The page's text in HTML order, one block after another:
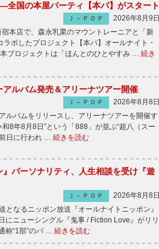
全国の本屋パーティ【本パ】がスタート
Ｊ－ＰＯＰ
2026年8月9日
本店で、森永乳業のマウントレーニアと「新
ボしたプロジェクト【本パ】オールナイト・
プロジェクトは「ほんとのひとやすみ … 続き
ルバム発売＆アリーナツアー開催
Ｊ－ＰＯＰ
2026年8月8日
バムをリリースし、アリーナツアーを開催す
8年8月8日”という「888」が並ぶ“超八（スー
日に行われ … 続きを読む
パーソナリティ、人生相談を受け『遊
Ｊ－ＰＯＰ
2026年8月8日
なるニッポン放送『オールナイトニッポン』
ニューシングル『鬼事 / Fiction Love』がリリ
称“1部”のパ … 続きを読む